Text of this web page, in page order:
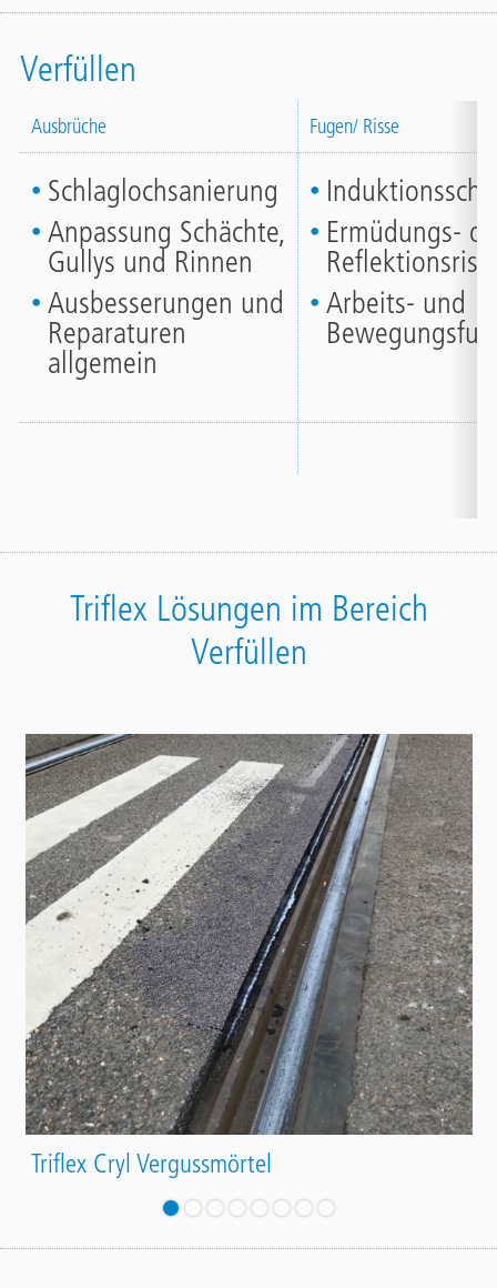
Verfüllen
Ausbrüche Fugen/ Risse
Schlaglochsanierung
Anpassung Schächte,
Gullys und Rinnen
Ausbesserungen und
Reparaturen
allgemein
Ermüdungs-
Arbeits- und
Triflex Lösungen im Bereich
Verfüllen
Triflex Cryl Vergussmörtel